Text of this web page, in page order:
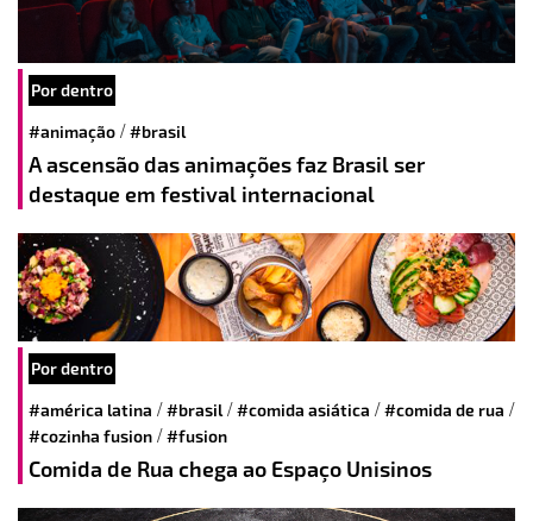
Por dentro
#animação /#brasil
A ascensão das animações faz Brasil ser
destaque em festival internacional
Por dentro
#américa latina /#brasil/#comida asiática /#comida de rua /
#cozinha fusion /#fusion
Comida de Rua chega ao Espaço Unisinos